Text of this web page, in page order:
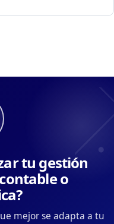
tu gestión
o
mejor se adapta a tu